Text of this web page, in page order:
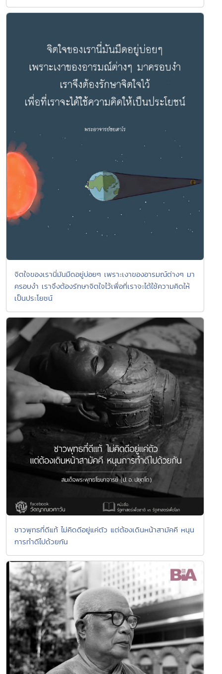
จิตใจของเรานี่มันมืดอยู่บ่อยๆ เพราะเงาของอารมณ์ต่างๆ มา
ครอบงำ เราจึงต้องรักษาจิตใจไว้เพื่อที่เราจะได้ใช้ความคิดให้
เป็นประโยชน์
ชาวพุทธที่ดีแท้ ไม่คิดดีอยู่แค่ตัว แต่ต้องเดินหน้าสามัคคี หนุน
การทำดีไปด้วยกัน